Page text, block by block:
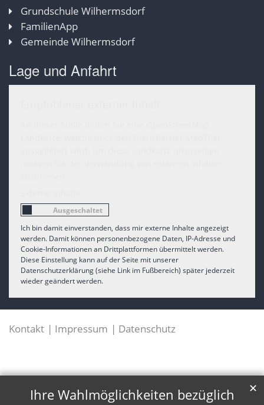
Grundschule Wilhermsdorf
FamilienApp
Gemeinde Wilhermsdorf
Lage und Anfahrt
Ich bin damit einverstanden, dass mir externe Inhalte angezeigt
werden. Damit können personenbezogene Daten, IP-Adresse und
Cookie-Informationen an Drittplattformen übermittelt werden.
Diese Einstellung kann auf der Seite mit unserer
Datenschutzerklärung (siehe Link im Fußbereich) später jederzeit
wieder geändert werden.
Kontakt Impressum Datenschutz
Ihre Wahlmöglichkeiten bezüglich
✕